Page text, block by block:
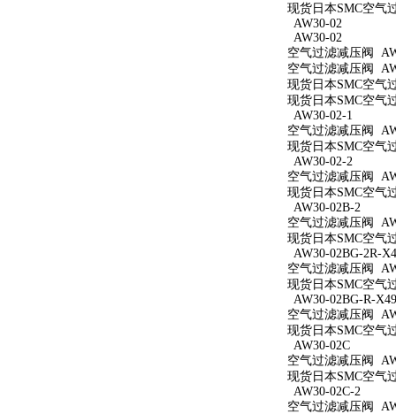
现货日本SMC空气
AW30-02
AW30-02
空气过滤减压阀
空气过滤减压阀
现货日本SMC空气
现货日本SMC空气
AW30-02-1
空气过滤减压阀
现货日本SMC空气
AW30-02-2
空气过滤减压阀
现货日本SMC空气
AW30-02B-2
空气过滤减压阀
现货日本SMC空气
AW30-02BG-2R-
空气过滤减压阀
现货日本SMC空气
AW30-02BG-R-
空气过滤减压阀
现货日本SMC空气
AW30-02C
空气过滤减压阀
现货日本SMC空气
AW30-02C-2
空气过滤减压阀